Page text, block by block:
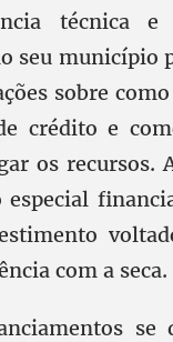
técnica e
seu município
sobre como
crédito e
os recursos.
especial
com a seca.
se